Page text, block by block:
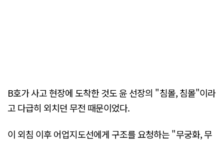
B호가 사고 현장에 도착한 것도 윤 선장의 "침몰, 침몰"이라
고 다급히 외치던 무전 때문이었다.
이 외침 이후 어업지도선에게 구조를 요청하는 "무궁화, 무